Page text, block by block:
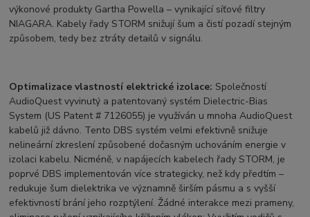
výkonové produkty Gartha Powella – vynikající síťové filtry
NIAGARA. Kabely řady STORM snižují šum a čistí pozadí stejným
způsobem, tedy bez ztráty detailů v signálu.
Optimalizace vlastností elektrické izolace: Společností
AudioQuest vyvinutý a patentovaný systém Dielectric-Bias
System (US Patent # 7126055) je využíván u mnoha AudioQuest
kabelů již dávno. Tento DBS systém velmi efektivně snižuje
nelineární zkreslení způsobené dočasným uchováním energie v
izolaci kabelu. Nicméně, v napájecích kabelech řady STORM, je
poprvé DBS implementován více strategicky, než kdy předtím –
redukuje šum dielektrika ve významně širším pásmu a s vyšší
efektivností brání jeho rozptýlení. Žádné interakce mezi prameny,